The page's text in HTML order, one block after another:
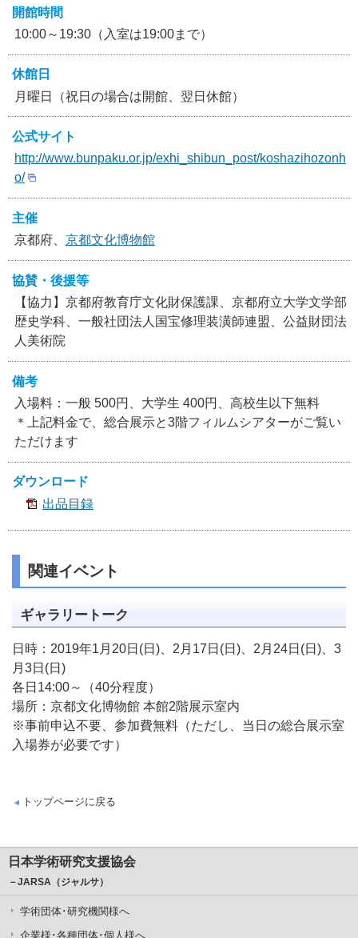
開館時間
10:00～19:30（入室は19:00まで）
休館日
月曜日（祝日の場合は開館、翌日休館）
公式サイト
http://www.bunpaku.or.jp/exhi_shibun_post/koshazihozonh
o/
主催
京都府、 京都文化博物館
協賛・後援等
【協力】京都府教育庁文化財保護課、京都府立大学文学部
歴史学科、一般社団法人国宝修理装潢師連盟、公益財団法
人美術院
備考
入場料：一般 500円、大学生 400円、高校生以下無料
＊上記料金で、総合展示と3階フィルムシアターがご覧い
ただけます
ダウンロード
出品目録
関連イベント
ギャラリートーク
日時：2019年1月20日(日)、2月17日(日)、2月24日(日)、3
月3日(日)
各日14:00～（40分程度）
場所：京都文化博物館 本館2階展示室内
※事前申込不要、参加費無料（ただし、当日の総合展示室
入場券が必要です）
トップページに戻る
日本学術研究支援協会
－JARSA（ジャルサ）
学術団体･研究機関様へ
企業様･各種団体･個人様へ